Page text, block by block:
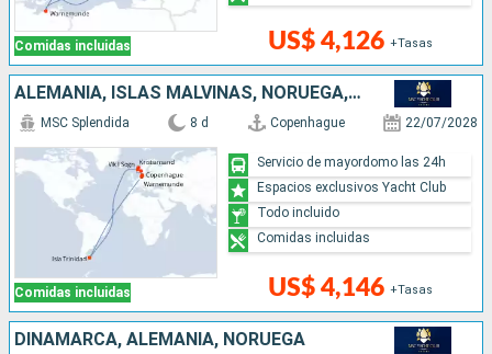
Comidas incluidas US$ 4,126 +Tasas
ALEMANIA, ISLAS MALVINAS, NORUEGA, DINAMARCA
Comidas incluidas
MSC Splendida 8 d Copenhague 22/07/2028
US$ 4,146 +Tasas
Servicio de mayordomo las 24h
Espacios exclusivos Yacht Club
Todo incluido
Comidas incluidas
DINAMARCA, ALEMANIA, NORUEGA